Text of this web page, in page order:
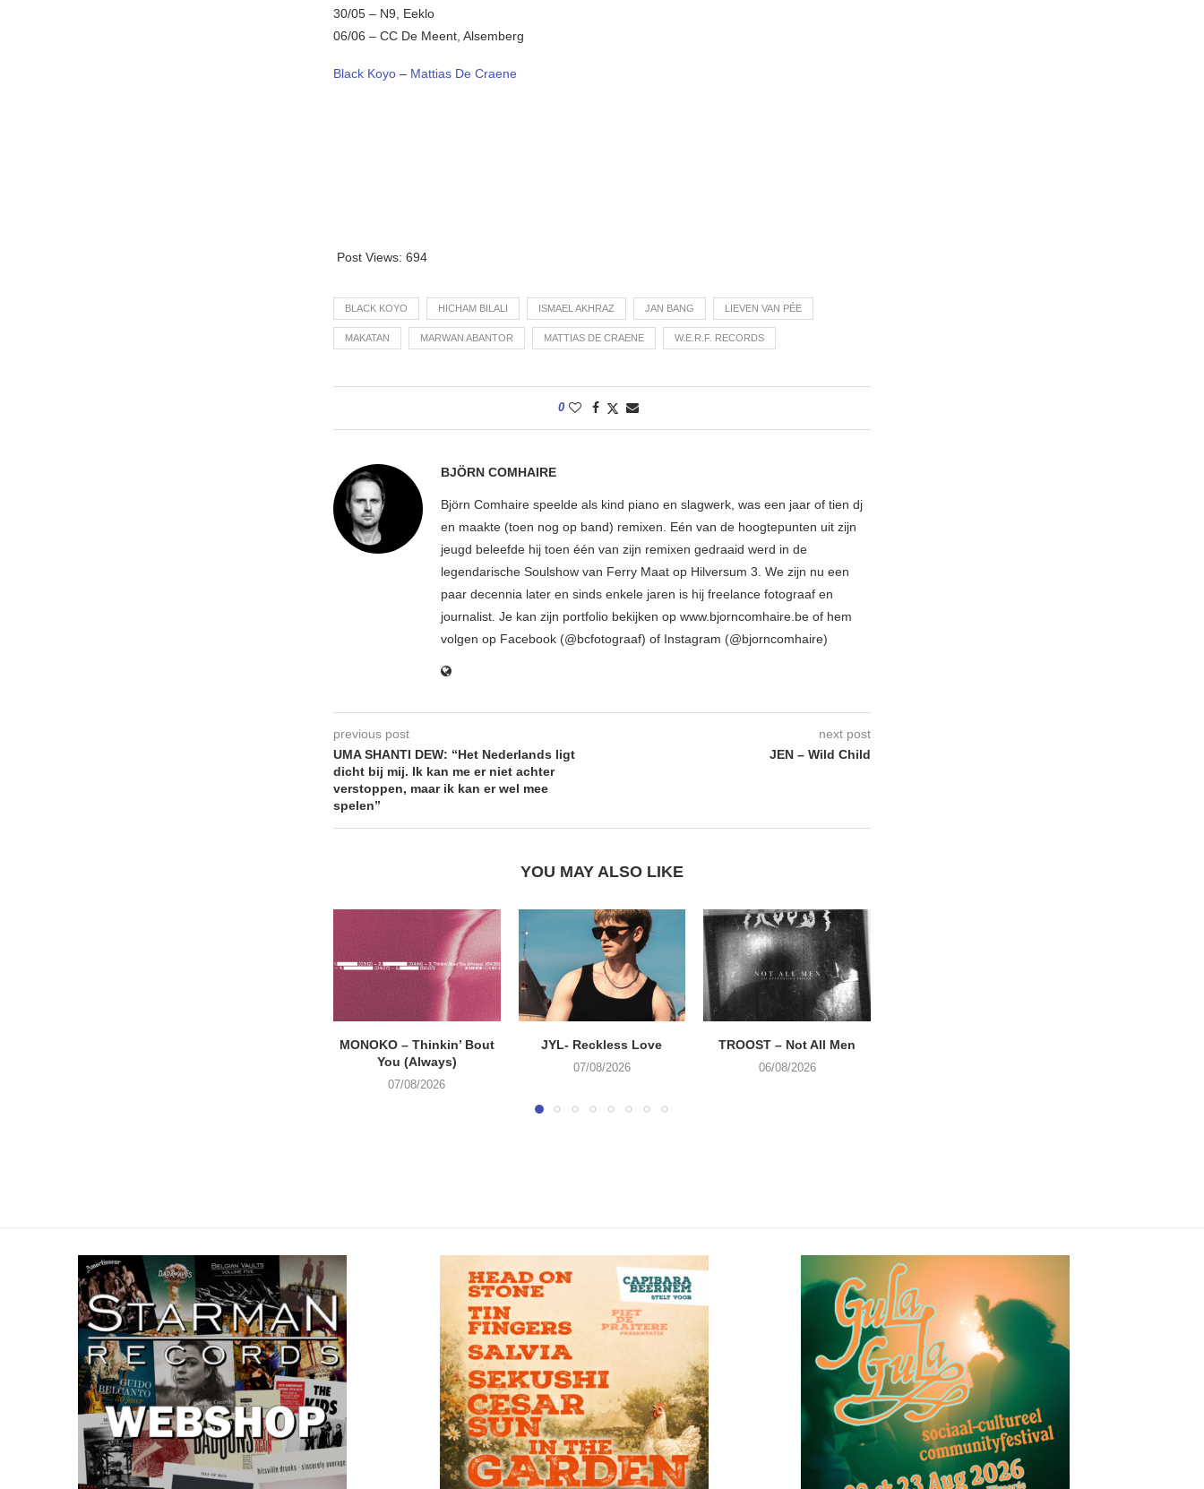
30/05 – N9, Eeklo
06/06 – CC De Meent, Alsemberg
Black Koyo – Mattias De Craene
Post Views: 694
BLACK KOYO HICHAM BILALI ISMAEL AKHRAZ JAN BANG LIEVEN VAN PÉE
MAKATAN MARWAN ABANTOR MATTIAS DE CRAENE W.E.R.F. RECORDS
0
BJÖRN COMHAIRE
Björn Comhaire speelde als kind piano en slagwerk, was een jaar of tien dj
en maakte (toen nog op band) remixen. Eén van de hoogtepunten uit zijn
jeugd beleefde hij toen één van zijn remixen gedraaid werd in de
legendarische Soulshow van Ferry Maat op Hilversum 3. We zijn nu een
paar decennia later en sinds enkele jaren is hij freelance fotograaf en
journalist. Je kan zijn portfolio bekijken op www.bjorncomhaire.be of hem
volgen op Facebook (@bcfotograaf) of Instagram (@bjorncomhaire)
previous post
UMA SHANTI DEW: “Het Nederlands ligt
dicht bij mij. Ik kan me er niet achter
verstoppen, maar ik kan er wel mee
spelen”
next post
JEN – Wild Child
YOU MAY ALSO LIKE
MONOKO – Thinkin’ Bout
You (Always)
07/08/2026
JYL- Reckless Love
07/08/2026
TROOST – Not All Men
06/08/2026